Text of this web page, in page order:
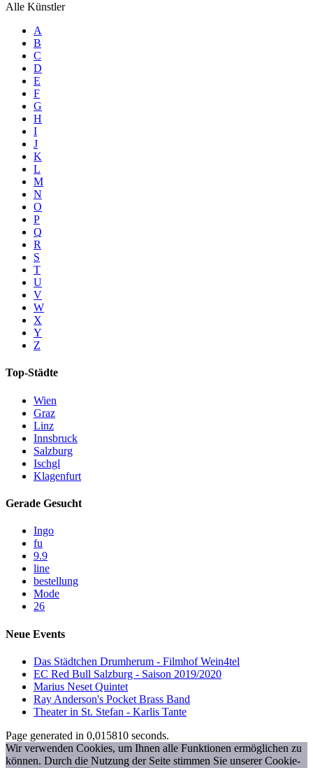
Alle Künstler
A
B
C
D
E
F
G
H
I
J
K
L
M
N
O
P
Q
R
S
T
U
V
W
X
Y
Z
Top-Städte
Wien
Graz
Linz
Innsbruck
Salzburg
Ischgl
Klagenfurt
Gerade Gesucht
Ingo
fu
9.9
line
bestellung
Mode
26
Neue Events
Das Städtchen Drumherum - Filmhof Wein4tel
EC Red Bull Salzburg - Saison 2019/2020
Marius Neset Quintet
Ray Anderson's Pocket Brass Band
Theater in St. Stefan - Karlis Tante
Page generated in 0,015810 seconds.
Wir verwenden Cookies, um Ihnen alle Funktionen ermöglichen zu
können. Durch die Nutzung der Seite stimmen Sie unserer Cookie-